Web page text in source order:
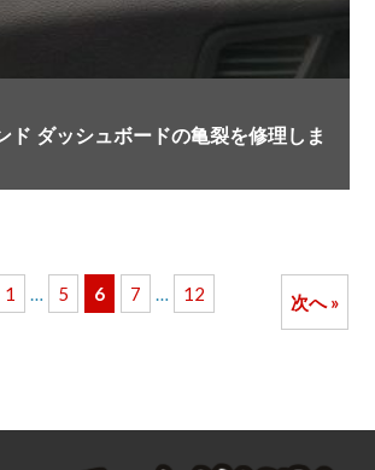
ド ダッシュボードの亀裂を修理しま
1 … 5 6 7 … 12 次へ »